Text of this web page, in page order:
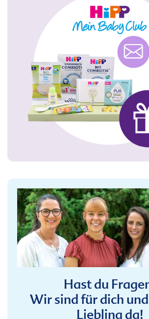
Hast du
Wir sind für dich
Liebling da!